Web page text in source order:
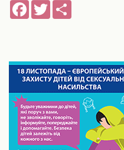
FacebookTwitter